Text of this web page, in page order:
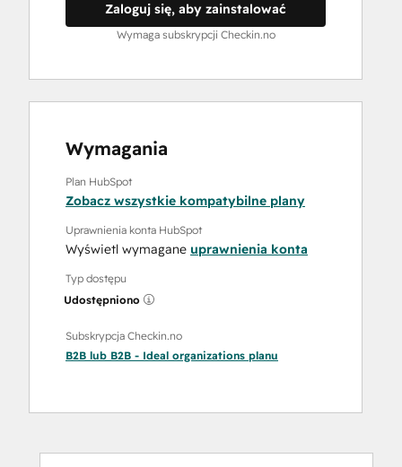
Zaloguj się, aby zainstalować
Wymaga subskrypcji Checkin.no
Wymagania
Plan HubSpot
Zobacz wszystkie kompatybilne plany
Uprawnienia konta HubSpot
Wyświetl wymagane uprawnienia konta
Typ dostępu
Udostępniono
Subskrypcja Checkin.no
B2B lub B2B - Ideal organizations planu